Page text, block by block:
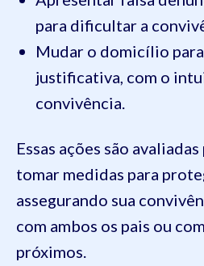
para dificultar a
Mudar o domicílio
justificativa, com o
convivência.
Essas ações são
tomar medidas para
assegurando sua
com ambos os pais ou
próximos.